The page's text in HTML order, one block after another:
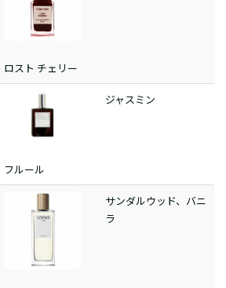
ロスト チェリー
フルール
ジャスミン
サンダルウッド、バニ
ラ